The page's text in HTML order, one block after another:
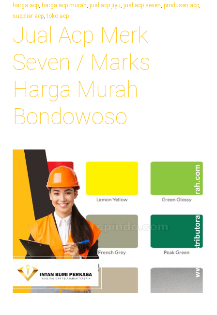
harga acp, harga acp murah jual acp jiyu jual acp seven produsen acp,
supplier acp,toko acp
Jual Acp Merk
Seven / Marks
Harga Murah
Bondowoso